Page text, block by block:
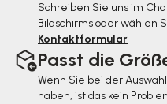
Schreiben Sie uns im
Bildschirms oder wählen
Kontaktformular
Passt die
Wenn Sie bei der
haben, ist das kein